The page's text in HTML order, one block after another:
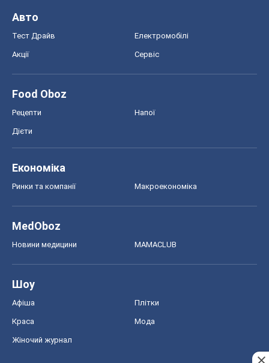
Авто
Тест Драйв Електромобілі
Акції Сервіс
Food Oboz
Рецепти Напої
Дієти
Економіка
Ринки та компанії Макроекономіка
MedOboz
Новини медицини MAMACLUB
Шоу
Афіша Плітки
Краса Мода
Жіночий журнал